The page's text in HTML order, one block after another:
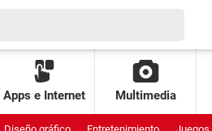
Apps e Internet Multimedia